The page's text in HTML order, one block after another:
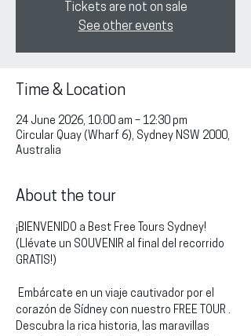
Tickets are not on sale
See other events
Time & Location
24 June 2026, 10:00 am – 12:30 pm
Circular Quay (Wharf 6), Sydney NSW 2000,
Australia
About the tour
¡BIENVENIDO a Best Free Tours Sydney!
(Llévate un SOUVENIR al final del recorrido
GRATIS!)
corazón de Sídney con nuestro FREE TOUR .
Descubra la rica historia, las maravillas